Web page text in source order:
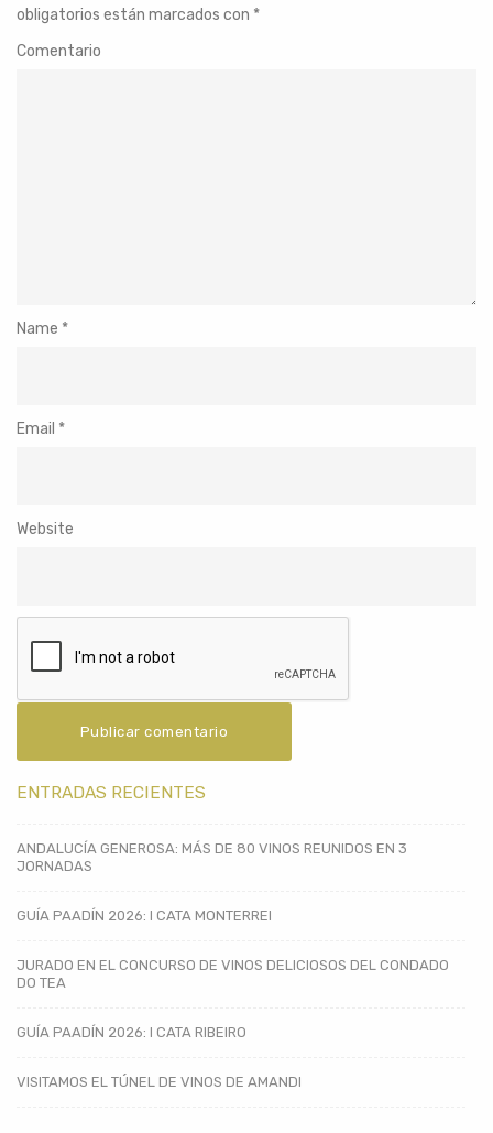
obligatorios están marcados con *
Comentario
Name *
Email *
Website
ENTRADAS RECIENTES
ANDALUCÍA GENEROSA: MÁS DE 80 VINOS REUNIDOS EN 3
JORNADAS
GUÍA PAADÍN 2026: I CATA MONTERREI
JURADO EN EL CONCURSO DE VINOS DELICIOSOS DEL CONDADO
DO TEA
GUÍA PAADÍN 2026: I CATA RIBEIRO
VISITAMOS EL TÚNEL DE VINOS DE AMANDI